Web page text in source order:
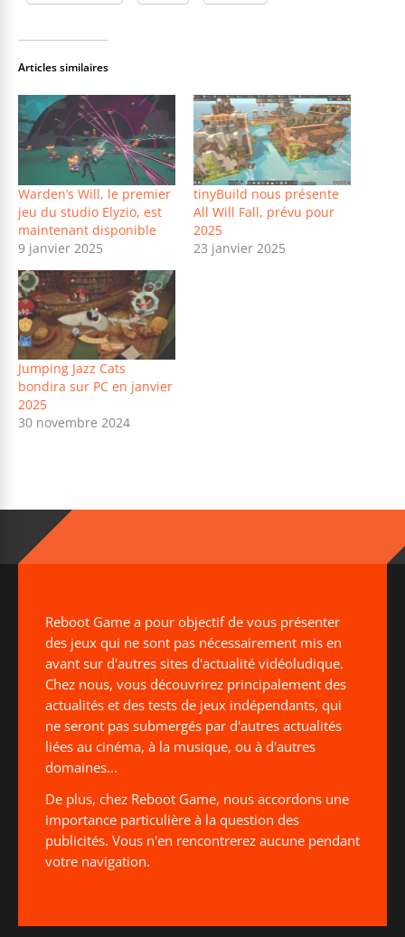
Articles similaires
Warden’s Will, le premier
jeu du studio Elyzio, est
maintenant disponible
9 janvier 2025
tinyBuild nous présente
All Will Fall, prévu pour
2025
23 janvier 2025
Jumping Jazz Cats
bondira sur PC en janvier
2025
30 novembre 2024
Reboot Game a pour objectif de vous présenter
des jeux qui ne sont pas nécessairement mis en
avant sur d'autres sites d'actualité vidéoludique.
Chez nous, vous découvrirez principalement des
actualités et des tests de jeux indépendants, qui
ne seront pas submergés par d'autres actualités
liées au cinéma, à la musique, ou à d'autres
domaines...
De plus, chez Reboot Game, nous accordons une
importance particulière à la question des
publicités. Vous n'en rencontrerez aucune pendant
votre navigation.